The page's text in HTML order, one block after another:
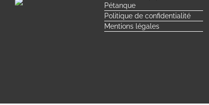
Pétanque
Politique de confidentialité
Mentions légales